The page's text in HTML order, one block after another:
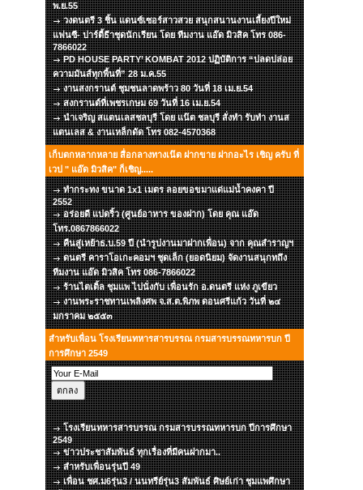
พ.ย.55
วงดนตรี 3 ชิ้น แดนซ์เซอร์สาวสวย สนุกสนานงานเลี้ยงปีใหม่
แฟนซี- ปาร์ตี้ธีาชุดนักเรียน โดย ทีมงาน แอ๊ด มิวสิค โทร 086-
7866022
PD HOUSE PARTY’ KOMBAT 2012 ปฏิบัติการ “ปลดปล่อย
ความมันส์ทุกพื้นที่” 28 ม.ค.55
งานสงกรานต์ ชุมชนลาดพร้าว 80 วันที่ 18 เม.ย.54
สงกรานต์ที่เพชรเกษม 69 วันที่ 16 เม.ย.54
นำเจริญ สแตนเลสชลบุรี โดย แน๊ต ชลบุรี สั่งทำ รับทำ งานส
แตนเลส & งานเหล็กดัด โทร 082-4570368
เก็บตกหลากหลาย สื่อกลางทางเน๊ต ฝากขาย ฝากอะไร เชิญ ครับ ที่
เวป " แอ๊ด มิวสิค" ก็เชิญ.....
ทำกระทง ขนาด 1x1 เมตร ลอยขอขมาแด่แม่น้ำคงคา ปี
2552
อร่อยดี แปดริ้ว (ศูนย์อาหาร ของฝาก) โดย คุณ แอ๊ด
โทร.0867866022
คืนสู่เหย้าธ.บ.59 ปี (นำรูปงานมาฝากเพื่อน) จาก คุณสำราญฯ
ดนตรี คาราโอเกะคอมฯ ชุดเล็ก (ยอดนิยม) จัดงานสนุกทถึง
ทีมงาน แอ๊ด มิวสิค โทร 086-7866022
ร้านไตเติ้ล ชุมแพ ไปนั่งกับ เพื่อนรัก อ.ดนตรี แห่ง ภูเขียว
งานพระราชทานเพลิงศพ จ.ส.ต.พิภพ ดอนศรีแก้ว วันที่ ๒๔
มกราคม ๒๕๕๓
สำหรับเพื่อน โรงเรียนทหารสารบรรณ กรมสารบรรณทหารบก ปี
การศึกษา 2549
โรงเรียนทหารสารบรรณ กรมสารบรรณทหารบก ปีการศึกษา
2549
ข่าวประชาสัมพันธ์ ทุกเรื่องที่มีคนฝากมา..
สำหรับเพื่อนรุ่นปี 49
เพื่อน ชศ.ม6รุ่น3 / นนทรีย์รุ่น3 สัมพันธ์ ศิษย์เก่า ชุมแพศึกษา